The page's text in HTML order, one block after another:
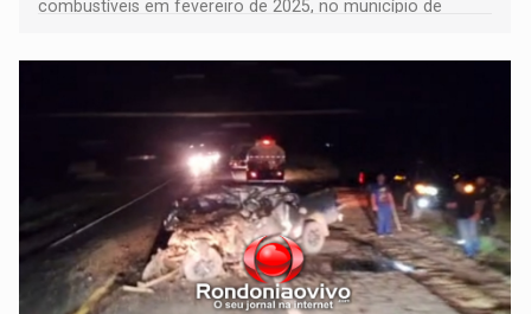
combustíveis em fevereiro de 2025, no município de